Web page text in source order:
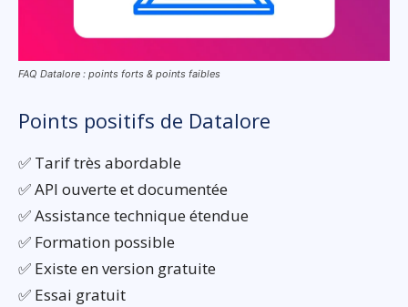
FAQ Datalore : points forts & points faibles
Points positifs de Datalore
✅ Tarif très abordable
✅ API ouverte et documentée
✅ Assistance technique étendue
✅ Formation possible
✅ Existe en version gratuite
✅ Essai gratuit